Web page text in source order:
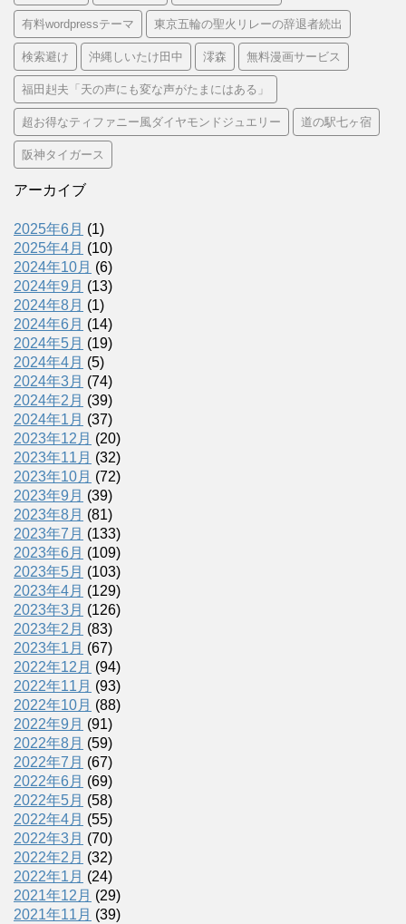
有料wordpressテーマ 東京五輪の聖火リレーの辞退者続出
検索避け 沖縄しいたけ田中 澪森 無料漫画サービス
福田赳夫「天の声にも変な声がたまにはある」
超お得なティファニー風ダイヤモンドジュエリー 道の駅七ヶ宿
阪神タイガース
アーカイブ
2025年6月 (1)
2025年4月 (10)
2024年10月 (6)
2024年9月 (13)
2024年8月 (1)
2024年6月 (14)
2024年5月 (19)
2024年4月 (5)
2024年3月 (74)
2024年2月 (39)
2024年1月 (37)
2023年12月 (20)
2023年11月 (32)
2023年10月 (72)
2023年9月 (39)
2023年8月 (81)
2023年7月 (133)
2023年6月 (109)
2023年5月 (103)
2023年4月 (129)
2023年3月 (126)
2023年2月 (83)
2023年1月 (67)
2022年12月 (94)
2022年11月 (93)
2022年10月 (88)
2022年9月 (91)
2022年8月 (59)
2022年7月 (67)
2022年6月 (69)
2022年5月 (58)
2022年4月 (55)
2022年3月 (70)
2022年2月 (32)
2022年1月 (24)
2021年12月 (29)
2021年11月 (39)